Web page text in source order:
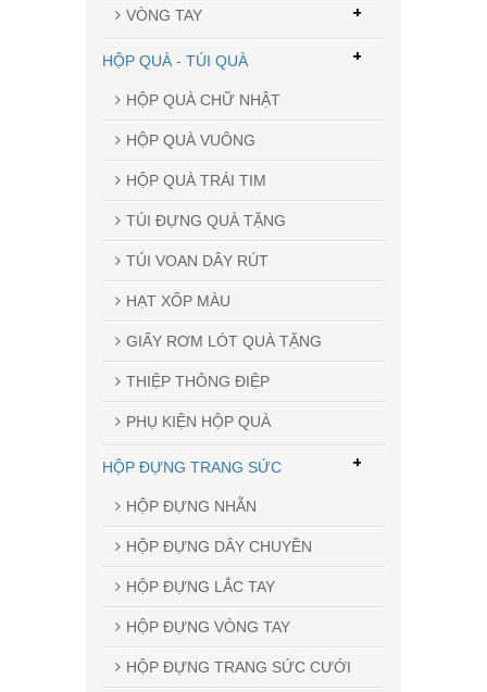
VÒNG TAY +
HỘP QUÀ - TÚI QUÀ
HỘP QUÀ CHỮ NHẬT
HỘP QUÀ VUÔNG
HỘP QUÀ TRÁI TIM
TÚI ĐỰNG QUÀ TẶNG
TÚI VOAN DÂY RÚT
HẠT XỐP MÀU
GIẤY RƠM LÓT QUÀ TẶNG
THIỆP THÔNG ĐIỆP
PHỤ KIỆN HỘP QUÀ
+
HỘP ĐỰNG TRANG SỨC
HỘP ĐỰNG NHẪN
HỘP ĐỰNG DÂY CHUYỀN
HỘP ĐỰNG LẮC TAY
HỘP ĐỰNG VÒNG TAY
HỘP ĐỰNG TRANG SỨC CƯỚI
+